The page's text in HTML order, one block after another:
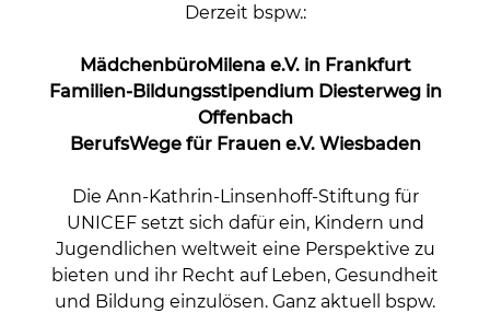
Derzeit bspw.:
MädchenbüroMilena e.V. in Frankfurt
Familien-Bildungsstipendium Diesterweg in
Offenbach
BerufsWege für Frauen e.V. Wiesbaden
Die Ann-Kathrin-Linsenhoff-Stiftung für
UNICEFsetzt sich dafür ein, Kindern und
Jugendlichen weltweit eine Perspektive zu
bieten und ihr Recht auf Leben, Gesundheit
und Bildung einzulösen. Ganz aktuell bspw.